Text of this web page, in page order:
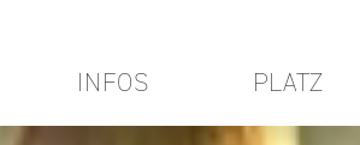
INFOS PLATZ